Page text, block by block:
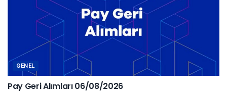
GENEL
Pay Geri Alımları 06/08/2026